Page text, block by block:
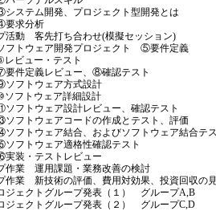
テム開発、プロジェクト型開発とは
求分析
活動 客先打ち合わせ(模擬セッション)
フトウェア開発プロジェクト ⑤要件定義
・テスト
件定義レビュー、⑧確認テスト
フトウェア方式設計
ェア詳細設計
トウェア設計レビュー、確認テスト
トウェアコードの作成とテスト、評価
結合、およびソフトウェア結合テ
ア適格性確認テスト
ストレビュー
作業 運用課題・業務改善の検討
業 新技術の評価、費用対効果、投資回収の
ジェクトグループ発表（１） グループA,B
ェクトグループ発表（２） グループC,D